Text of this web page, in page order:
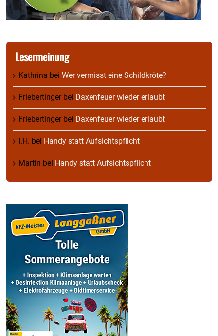
Lesermeinung
Kathrina bei Wer vermisst eine Schildkröte?
Friebertingerbei Daxenfeuer wieder erlaubt
Friebertingerbei Daxenfeuer wieder erlaubt
I.H. bei Handy statt Aufsichtspflicht
Martin bei Handy statt Aufsichtspflicht